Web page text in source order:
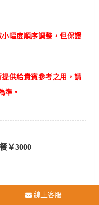
幅度順序調整，但保證
供給貴賓參考之用，請
準。
￥3000
線上客服